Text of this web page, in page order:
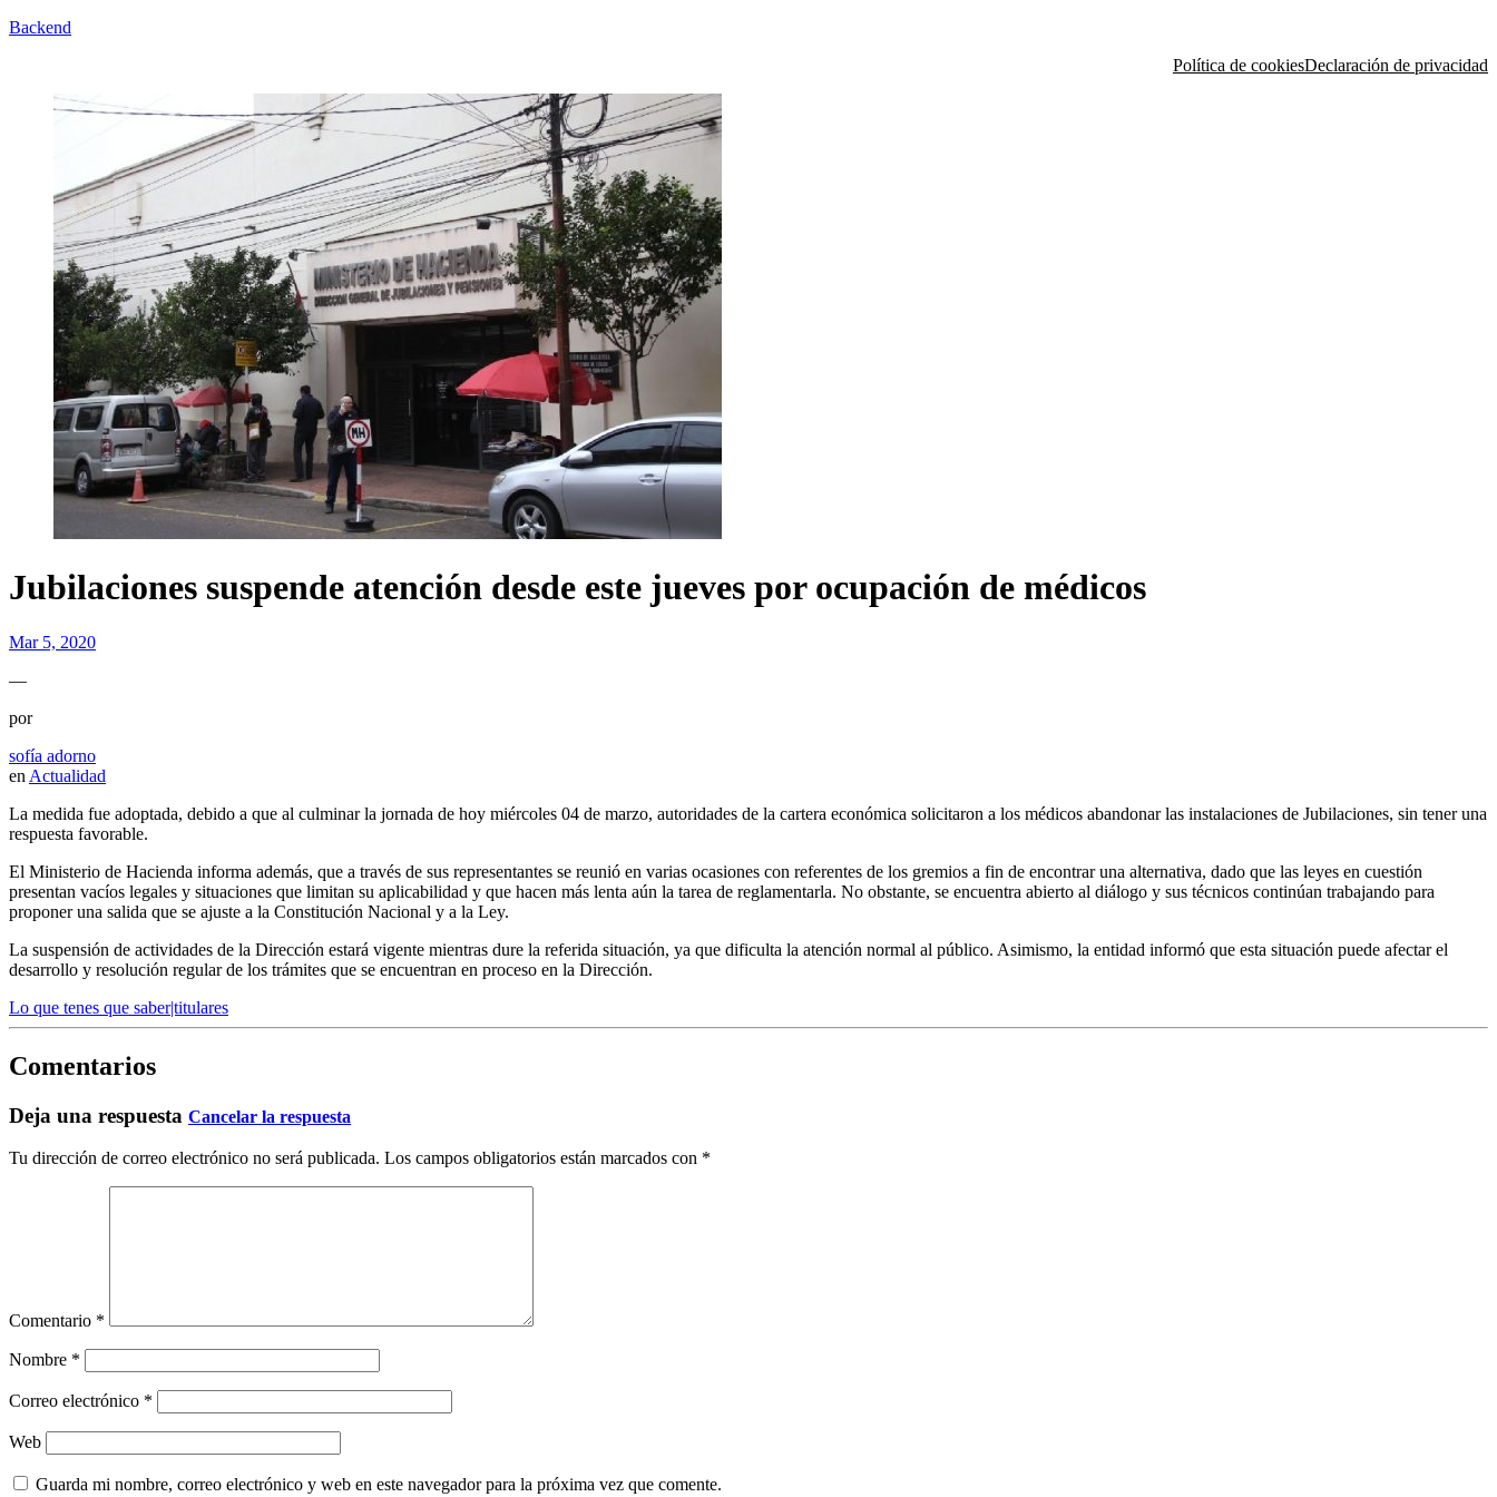
Backend
Política de cookiesDeclaración de privacidad
Jubilaciones suspende atención desde este jueves por ocupación de médicos
Mar 5, 2020
—
por
sofía adorno
en Actualidad
La medida fue adoptada, debido a que al culminar la jornada de hoy miércoles 04 de marzo, autoridades de la cartera económica solicitaron a los médicos abandonar las instalaciones de Jubilaciones, sin tener una
respuesta favorable.
El Ministerio de Hacienda informa además, que a través de sus representantes se reunió en varias ocasiones con referentes de los gremios a fin de encontrar una alternativa, dado que las leyes en cuestión
presentan vacíos legales y situaciones que limitan su aplicabilidad y que hacen más lenta aún la tarea de reglamentarla. No obstante, se encuentra abierto al diálogo y sus técnicos continúan trabajando para
proponer una salida que se ajuste a la Constitución Nacional y a la Ley.
La suspensión de actividades de la Dirección estará vigente mientras dure la referida situación, ya que dificulta la atención normal al público. Asimismo, la entidad informó que esta situación puede afectar el
desarrollo y resolución regular de los trámites que se encuentran en proceso en la Dirección.
Lo que tenes que saber|titulares
Comentarios
Deja una respuesta Cancelar la respuesta
Tu dirección de correo electrónico no será publicada. Los campos obligatorios están marcados con *
Comentario *
Nombre *
Correo electrónico *
Web
Guarda mi nombre, correo electrónico y web en este navegador para la próxima vez que comente.